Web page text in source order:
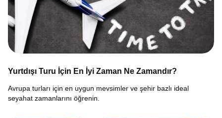
Yurtdışı Turu İçin En İyi Zaman Ne Zamandır?
Avrupa turları için en uygun mevsimler ve şehir bazlı ideal
seyahat zamanlarını öğrenin.